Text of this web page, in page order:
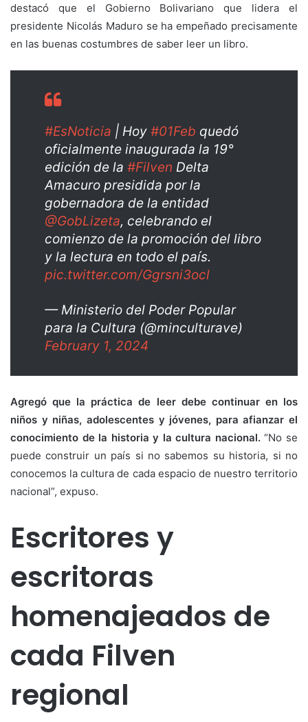
destacó que el Gobierno Bolivariano que lidera el
presidente Nicolás Maduro se ha empeñado precisamente
en las buenas costumbres de saber leer un libro.
#EsNoticia | Hoy #01Feb quedó
oficialmente inaugurada la 19°
edición de la #Filven Delta
Amacuro presidida por la
gobernadora de la entidad
@GobLizeta, celebrando el
comienzo de la promoción del libro
y la lectura en todo el país.
pic.twitter.com/Ggrsni3ocl
— Ministerio del Poder Popular
para la Cultura (@minculturave)
February 1, 2024
Agregó que la práctica de leer debe continuar en los
niños y niñas, adolescentes y jóvenes, para afianzar el
conocimiento de la historia y la cultura nacional.“No se
puede construir un país si no sabemos su historia, si no
conocemos la cultura de cada espacio de nuestro territorio
nacional”, expuso.
Escritores y
escritoras
homenajeados de
cada Filven
regional